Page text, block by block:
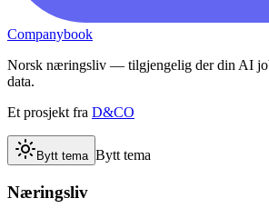
Companybook
Norsk næringsliv — tilgjengelig der din AI
data.
Et prosjekt fra D&CO
Bytt tema Bytt tema
Næringsliv